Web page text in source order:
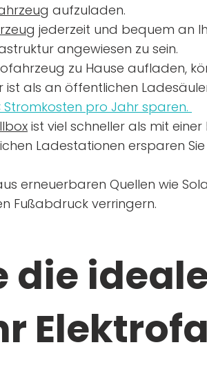
aufzuladen.
jederzeit und bequem an
angewiesen zu sein.
zu Hause aufladen,
als an öffentlichen
Stromkosten pro Jahr sparen.
ist viel schneller als mit
Ladestationen ersparen Sie
erneuerbaren Quellen wie
Fußabdruck verringern.
die